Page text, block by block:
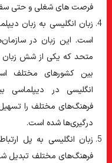
فرصت های شغلی و حتی
زبان انگلیسی به زبان
است.این زبان در
متحد که یکی از شش زبان
بین کشورهای مختلف
انگلیسی در دیپلماسی
فرهنگ‌های مختلف را
درگیری‌ها شده است.
زبان انگلیسی به پل
فرهنگ‌های مختلف تبدیل